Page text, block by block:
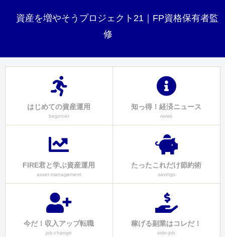
資産を増やそうプロジェクト21｜FP資格保有者監
修
はじめての資産運用
beginner
知っ得！経済ニュース
news
FIRE君と学ぶ資産運用
asset-management
たったこれだけ節約術
savings
今だ！収入アップ転職
job-change
稼げる副業はコレだ！
side-job